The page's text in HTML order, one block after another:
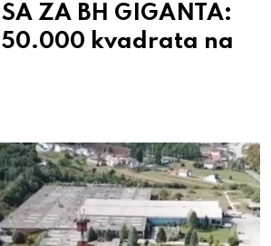
ZA BH GIGANTA:
kvadrata na